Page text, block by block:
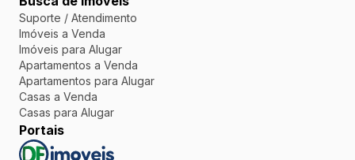
Suporte / Atendimento
Imóveis a Venda
Imóveis para Alugar
Apartamentos a Venda
Apartamentos para Alugar
Casas a Venda
Casas para Alugar
Portais